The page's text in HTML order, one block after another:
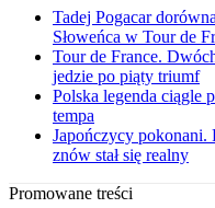
Tadej Pogacar
Słoweńca w Tour de
Tour de France.
jedzie po piąty triumf
Polska legenda ciągle
tempa
Japończycy
znów stał się realny
Promowane treści